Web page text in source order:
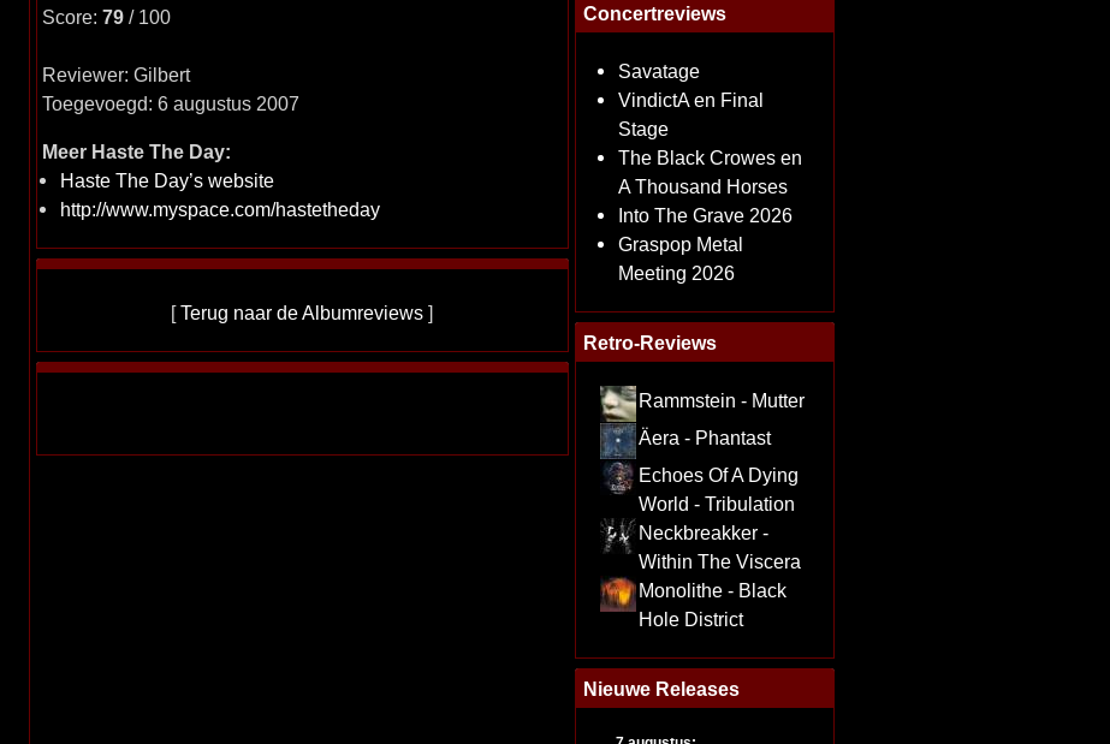
Score: 79/ 100
Reviewer: Gilbert
Toegevoegd: 6 augustus 2007
Meer Haste The Day:
Haste The Day’s website
http://www.myspace.com/hastetheday
[Terug naar de Albumreviews ]
Concertreviews
Savatage
VindictA en Final
Stage
The Black Crowes en
A Thousand Horses
Into The Grave 2026
Graspop Metal
Meeting 2026
Retro-Reviews
Rammstein - Mutter
Äera - Phantast
Echoes Of A Dying
World - Tribulation
Neckbreakker -
Within The Viscera
Monolithe - Black
Hole District
Nieuwe Releases